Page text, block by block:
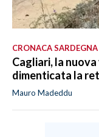
CRONACA SARDEGNA
Cagliari, la
dimenticata la
Mauro Madeddu